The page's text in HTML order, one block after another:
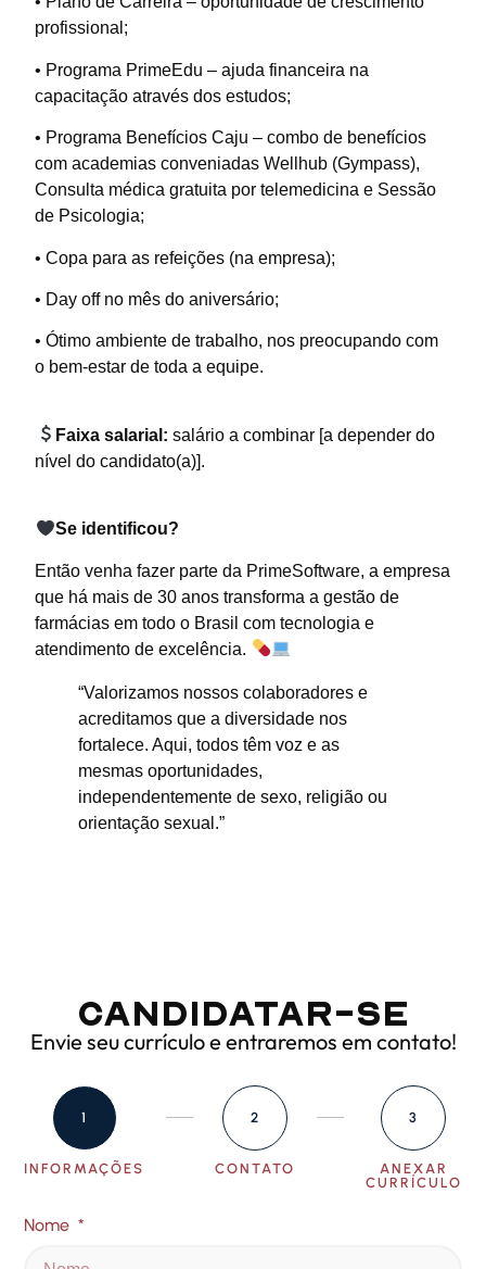
profissional;
• Programa PrimeEdu – ajuda financeira na
capacitação através dos estudos;
• Programa Benefícios Caju – combo de benefícios
com academias conveniadas Wellhub (Gympass),
Consulta médica gratuita por telemedicina e Sessão
de Psicologia;
• Copa para as refeições (na empresa);
• Day off no mês do aniversário;
• Ótimo ambiente de trabalho, nos preocupando com
o bem-estar de toda a equipe.
Faixa salarial: salário a combinar [a depender do
nível do candidato(a)].
Se identificou?
Então venha fazer parte da PrimeSoftware, a empresa
que há mais de 30 anos transforma a gestão de
farmácias em todo o Brasil com tecnologia e
atendimento de excelência.
“Valorizamos nossos colaboradores e
acreditamos que a diversidade nos
fortalece. Aqui, todos têm voz e as
mesmas oportunidades,
independentemente de sexo, religião ou
orientação sexual.”
Candidatar-se
Envie seu currículo e entraremos em contato!
1
INFORMAÇÕES
2
CONTATO
3
ANEXAR
CURRÍCULO
Nome